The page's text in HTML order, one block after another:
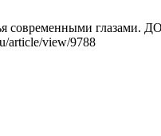
глазами.
article/view/9788